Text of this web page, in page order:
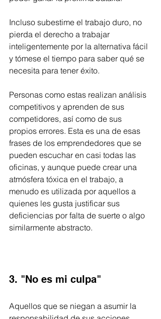
Incluso subestime el trabajo duro, no
pierda el derecho a trabajar
inteligentemente por la alternativa fácil
y tómese el tiempo para saber qué se
necesita para tener éxito.
Personas como estas realizan análisis
competitivos y aprenden de sus
competidores, así como de sus
propios errores. Esta es una de esas
frases de los emprendedores que se
pueden escuchar en casi todas las
oficinas, y aunque puede crear una
atmósfera tóxica en el trabajo, a
menudo es utilizada por aquellos a
quienes les gusta justificar sus
deficiencias por falta de suerte o algo
similarmente abstracto.
3. "No es mi culpa"
Aquellos que se niegan a asumir la